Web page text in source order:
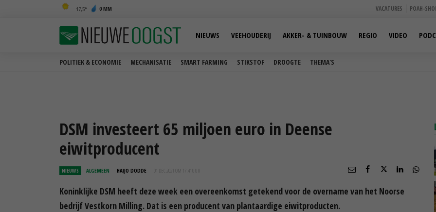
17,5 0 MM VACATURES POAH-
POLITIEK & ECONOMIE MECHANISATIE SMART FARMING STIKSTOF DROOGTE THEMA'S
NIEUWS VEEHOUDERIJ AKKER- & TUINBOUW REGIO VIDEO
DSM investeert 65 miljoen euro in Deense
eiwitproducent
NIEUWS ALGEMEEN HAIJO DODDE 01 DEC 2021 OM 17:41
Koninklijke DSM heeft deze week een overeenkomst getekend voor de overname van het Noorse
bedrijf Vestkorn Milling. Dat is een producent van plantaardige eiwitproducten.